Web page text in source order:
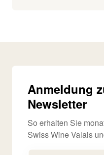
Anmeldung
Newsletter
So erhalten Sie
Swiss Wine Valais